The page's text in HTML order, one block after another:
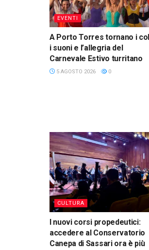
EVENTI
A Porto Torres tornano i
i suoni e l’allegria del
Carnevale Estivo turritano
5 AGOSTO 2026 0
CULTURA
I nuovi corsi propedeutici:
accedere al Conservatorio
Canepa di Sassari ora è più